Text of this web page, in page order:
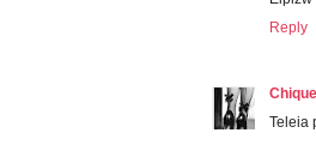
Reply
Teleia